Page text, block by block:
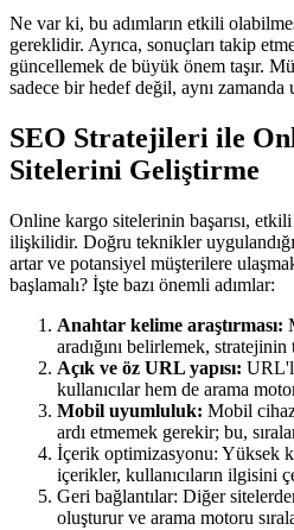
Ne var ki, bu adımların etkili
gereklidir. Ayrıca, sonuçları takip
güncellemek de büyük önem taşır.
sadece bir hedef değil, aynı
SEO Stratejileri ile
Sitelerini Geliştirme
Online kargo sitelerinin başarısı, etkili
ilişkilidir. Doğru teknikler
artar ve potansiyel müşterilere
başlamalı? İşte bazı önemli adımlar:
Anahtar kelime araştırması:
aradığını belirlemek, stratejinin
Açık ve öz URL yapısı:
kullanıcılar hem de arama
Mobil uyumluluk: Mobil
ardı etmemek gerekir; bu,
İçerik optimizasyonu: Yüksek
içerikler, kullanıcıların ilgisini
Geri bağlantılar: Diğer
oluşturur ve arama motoru